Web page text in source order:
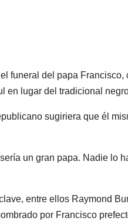
funeral del papa
en lugar del tradicional
sugiriera que él
un gran papa. Nadie lo
entre ellos Raymond
por Francisco